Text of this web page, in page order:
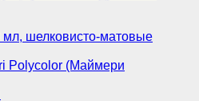
мл, шелковисто-матовые
Polycolor (Маймери